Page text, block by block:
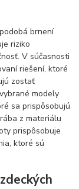
brnení
riziko
V súčasnosti
riešení, ktoré
zostať
modely
sa prispôsobujú
z materiálu
prispôsobuje
ktoré sú